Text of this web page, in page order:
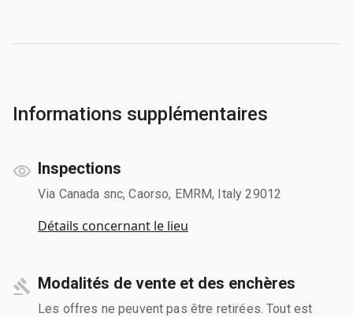
Informations supplémentaires
Inspections
Via Canada snc, Caorso, EMRM, Italy 29012
Détails concernant le lieu
Modalités de vente et des enchères
Les offres ne peuvent pas être retirées. Tout est